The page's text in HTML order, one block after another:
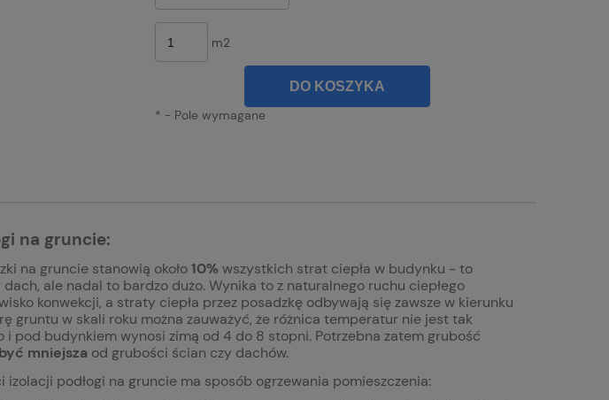
m2
DO KOSZYKA
* - Pole wymagane
na gruncie:
na gruncie stanowią około10% wszystkich strat ciepła w budynku - to
ale nadal to bardzo dużo. Wynika to z naturalnego ruchu ciepłego
konwekcji, a straty ciepła przez posadzkę odbywają się zawsze w kierunku
gruntu w skali roku można zauważyć, że różnica temperatur nie jest tak
i pod budynkiem wynosi zimą od 4 do 8 stopni. Potrzebna zatem grubość
mniejsza od grubości ścian czy dachów.
izolacji podłogi na gruncie ma sposób ogrzewania pomieszczenia: